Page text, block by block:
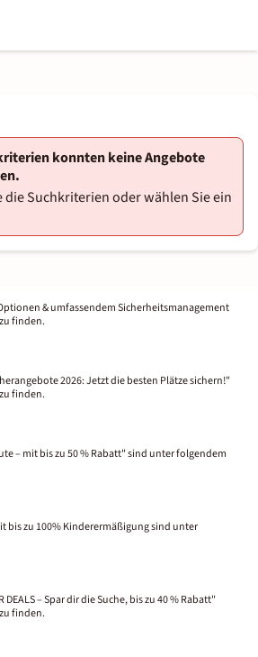
konnten keine Angebote
die Suchkriterien oder wählen Sie ein
& umfassendem Sicherheitsmanagement
finden.
2026: Jetzt die besten Plätze sichern!"
finden.
– mit bis zu 50 % Rabatt" sind unter folgendem
bis zu 100% Kinderermäßigung sind unter
DEALS – Spar dir die Suche, bis zu 40 % Rabatt"
finden.